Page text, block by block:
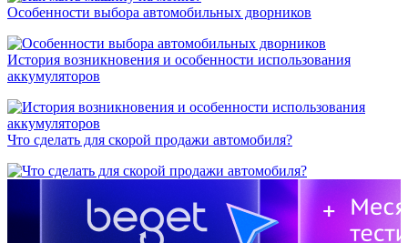
Особенности выбора автомобильных дворников
История возникновения и особенности использования
аккумуляторов
Что сделать для скорой продажи автомобиля?